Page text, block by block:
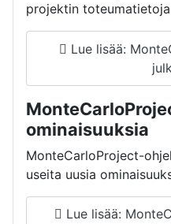
projektin
Lue lisää:
ominaisuuksia
MonteCarloProject-
useita uusia
Lue lisää: